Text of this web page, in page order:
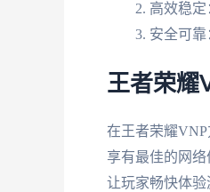
高效稳定
安全可靠
王者荣耀
在王者荣耀
享有最佳的网
让玩家畅快体验